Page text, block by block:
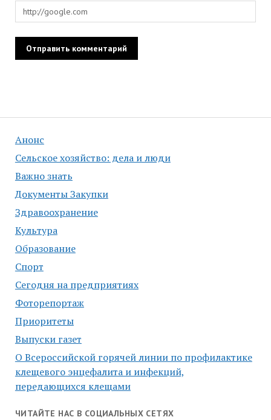
Анонс
Сельское хозяйство: дела и люди
Важно знать
Документы Закупки
Здравоохранение
Культура
Образование
Спорт
Сегодня на предприятиях
Фоторепортаж
Приоритеты
Выпуски газет
О Всероссийской горячей линии по профилактике
клещевого энцефалита и инфекций,
передающихся клещами
ЧИТАЙТЕ НАС В СОЦИАЛЬНЫХ СЕТЯХ